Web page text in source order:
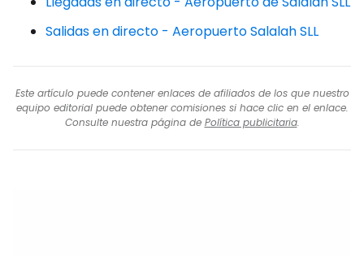
Salidas en directo - Aeropuerto Salalah SLL
Este artículo puede contener enlaces de afiliados de los que nuestro
equipo editorial puede obtener comisiones si hace clic en el enlace.
Consulte nuestra página de Política publicitaria.